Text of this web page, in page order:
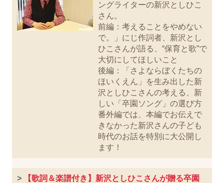
ングライターの新沢としひこ
さん。
前編：考えることをやめない
で。」にじ作詞者、新沢とし
ひこさんが語る、“保育と歌”で
大切にしてほしいこと
後編：「さよならぼくたちの
ほいくえん」を生み出した新
沢としひこさんの考える、新
しい「卒園ソング」の選び方
番外編では、本編でお伝えで
きなかった新沢さんの子ども
時代のお話を特別に大公開し
ます！
>
【歌詞＆楽譜付き】新沢としひこさんが贈る卒園